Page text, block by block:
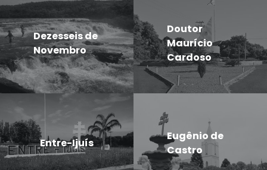
Dezesseis de
Novembro
Doutor
Maurício
Cardoso
Entre-Ijuís
Eugênio de
Castro